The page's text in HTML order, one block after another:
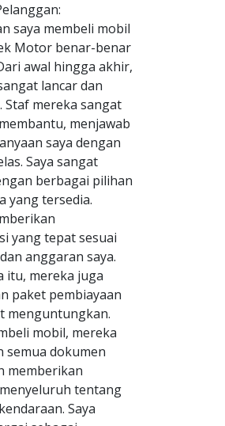
saya membeli mobil
Motor benar-benar
awal hingga akhir,
lancar dan
Staf mereka sangat
menjawab
saya dengan
Saya sangat
berbagai pilihan
yang tersedia.
yang tepat sesuai
anggaran saya.
itu, mereka juga
paket pembiayaan
menguntungkan.
mobil, mereka
semua dokumen
memberikan
tentang
Saya